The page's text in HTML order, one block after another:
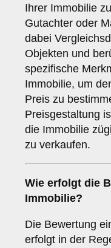
Ihrer Immobilie
Gutachter oder
dabei
Objekten und
spezifische
Immobilie, um
Preis zu
Preisgestaltung
die Immobilie
zu verkaufen.
Wie erfolgt die
Immobilie?
Die Bewertung
erfolgt in der